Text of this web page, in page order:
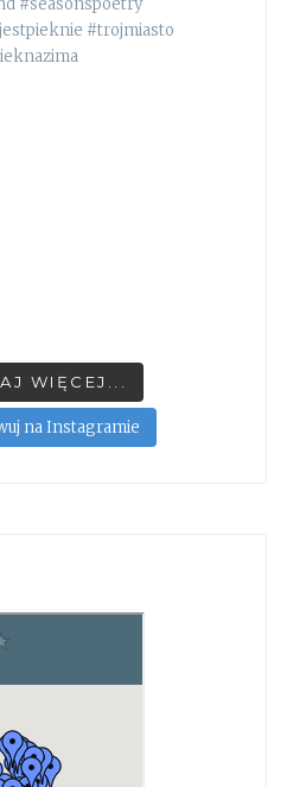
WIĘCEJ...
na Instagramie